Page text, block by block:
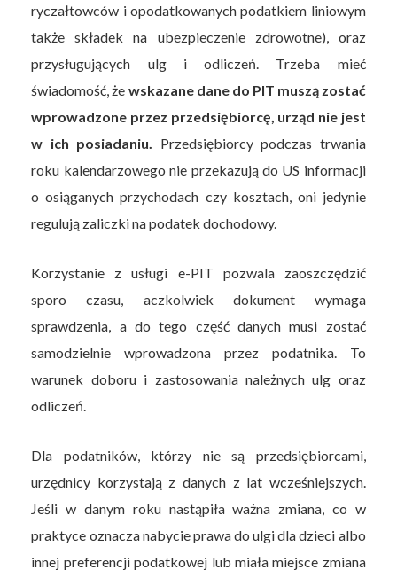
ryczałtowców i opodatkowanych podatkiem liniowym
także składek na ubezpieczenie zdrowotne), oraz
przysługujących ulg i odliczeń. Trzeba mieć
świadomość, że wskazane dane do PIT muszą zostać
wprowadzone przez przedsiębiorcę, urząd nie jest
w ich posiadaniu.
Przedsiębiorcy podczas trwania
roku kalendarzowego nie przekazują do US informacji
o osiąganych przychodach czy kosztach, oni jedynie
regulują zaliczki na podatek dochodowy.
Korzystanie z usługi e-PIT pozwala zaoszczędzić
sporo czasu, aczkolwiek dokument wymaga
sprawdzenia, a do tego część danych musi zostać
samodzielnie wprowadzona przez podatnika. To
warunek doboru i zastosowania należnych ulg oraz
odliczeń.
Dla podatników, którzy nie są przedsiębiorcami,
urzędnicy korzystają z danych z lat wcześniejszych.
Jeśli w danym roku nastąpiła ważna zmiana, co w
praktyce oznacza nabycie prawa do ulgi dla dzieci albo
innej preferencji podatkowej lub miała miejsce zmiana